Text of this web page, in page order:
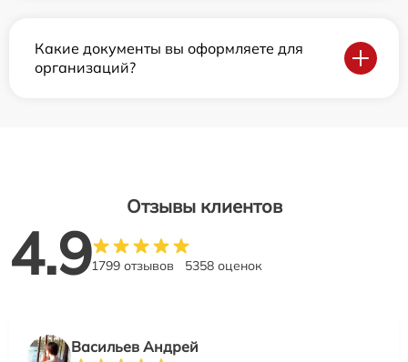
Какие документы вы оформляете для
организаций?
Отзывы клиентов
4.91799 отзывов 5358 оценок
Васильев Андрей